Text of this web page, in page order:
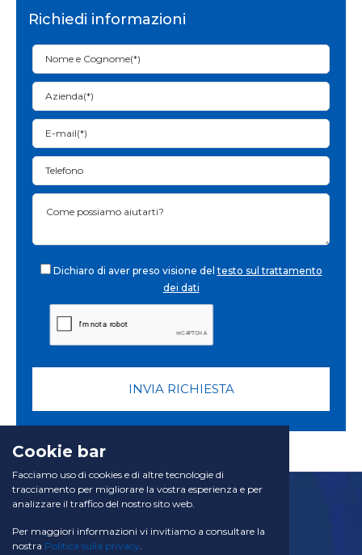
Richiedi informazioni
Dichiaro di aver preso visione deltesto sul trattamento
dei dati
INVIA RICHIESTA
Cookie bar
Facciamo uso di cookies e di altre tecnologie di
tracciamento per migliorare la vostra esperienza e per
analizzare il traffico del nostro sito web.
Per maggiori informazioni vi invitiamo a consultare la
nostra Politica sulla privacy.